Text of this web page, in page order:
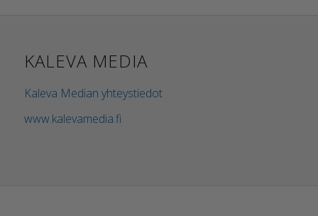
KALEVA MEDIA
Kaleva Median yhteystiedot
www.kalevamedia.fi